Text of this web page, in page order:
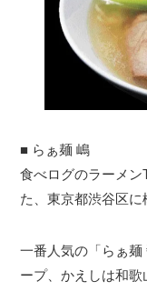
■ らぁ麺 嶋
食べログのラーメ
た、東京都渋谷区に
一番人気の「らぁ
ープ、かえしは和